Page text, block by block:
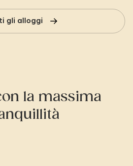
gli alloggi
la massima